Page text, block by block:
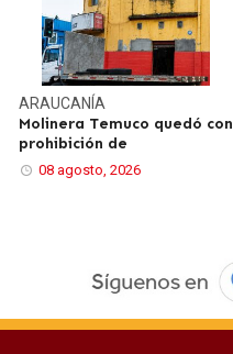
ARAUCANÍA
Molinera Temuco quedó con
prohibición de
08 agosto, 2026